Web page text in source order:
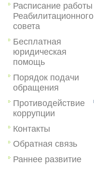
Расписание работы
Реабилитационного
совета
Бесплатная
юридическая
помощь
Порядок подачи
обращения
Противодействие
коррупции
Контакты
Обратная связь
Раннее развитие